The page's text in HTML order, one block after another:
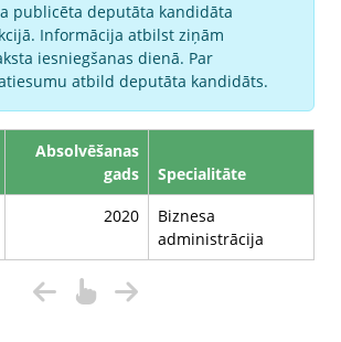
publicēta deputāta kandidāta
Informācija atbilst ziņām
iesniegšanas dienā. Par
atbild deputāta kandidāts.
Absolvēšanas
gads
Specialitāte
2020
Biznesa
administrācija